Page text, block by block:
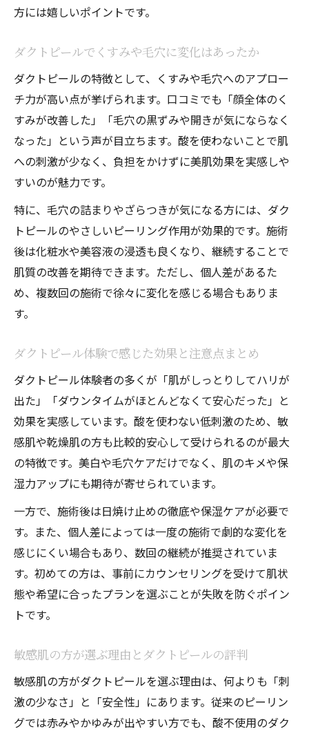
方には嬉しいポイントです。
ダクトピールでくすみや毛穴に変化はあったか
ダクトピールの特徴として、くすみや毛穴へのアプロー
チ力が高い点が挙げられます。口コミでも「顔全体のく
すみが改善した」「毛穴の黒ずみや開きが気にならなく
なった」という声が目立ちます。酸を使わないことで肌
への刺激が少なく、負担をかけずに美肌効果を実感しや
すいのが魅力です。
特に、毛穴の詰まりやざらつきが気になる方には、ダク
トピールのやさしいピーリング作用が効果的です。施術
後は化粧水や美容液の浸透も良くなり、継続することで
肌質の改善を期待できます。ただし、個人差があるた
め、複数回の施術で徐々に変化を感じる場合もありま
す。
ダクトピール体験で感じた効果と注意点まとめ
ダクトピール体験者の多くが「肌がしっとりしてハリが
出た」「ダウンタイムがほとんどなくて安心だった」と
効果を実感しています。酸を使わない低刺激のため、敏
感肌や乾燥肌の方も比較的安心して受けられるのが最大
の特徴です。美白や毛穴ケアだけでなく、肌のキメや保
湿力アップにも期待が寄せられています。
一方で、施術後は日焼け止めの徹底や保湿ケアが必要で
す。また、個人差によっては一度の施術で劇的な変化を
感じにくい場合もあり、数回の継続が推奨されていま
す。初めての方は、事前にカウンセリングを受けて肌状
態や希望に合ったプランを選ぶことが失敗を防ぐポイン
トです。
敏感肌の方が選ぶ理由とダクトピールの評判
敏感肌の方がダクトピールを選ぶ理由は、何よりも「刺
激の少なさ」と「安全性」にあります。従来のピーリン
グでは赤みやかゆみが出やすい方でも、酸不使用のダク